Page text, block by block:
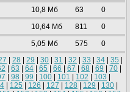
10,8 Mб 63 0
10,64 Mб 811 0
5,05 Mб 575
0
28 29 30 31 32 33 34 35
63 64 65 66 67 68 69 70
98 99 100 101 102 103
125 126 127 128 129 130